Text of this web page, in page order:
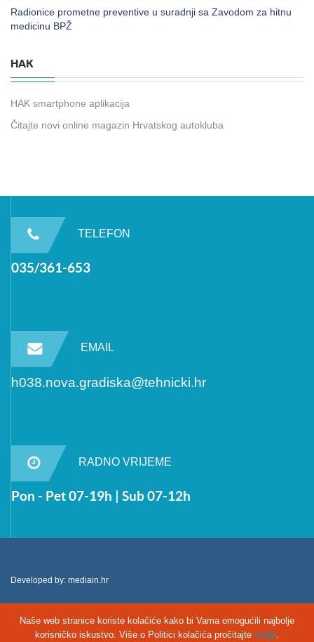
Radionice prometne preventive u suradnji sa Zavodom za hitnu
medicinu BPŽ
HAK
HAK smartphone aplikacija
Čitajte novi online magazin Hrvatskog autokluba
TELEFON
035/361-653
EMAIL
h038.nova.gradiska@tehnicki.hr
RADNO VRIJEME
Pon - Pet 07-19h | Sub 07-12h
Developed by: mediain.hr
Naše web stranice koriste kolačiće kako bi Vama omogućili najbolje
korisničko iskustvo. Više o Politici kolačića pročitajte ovdje.